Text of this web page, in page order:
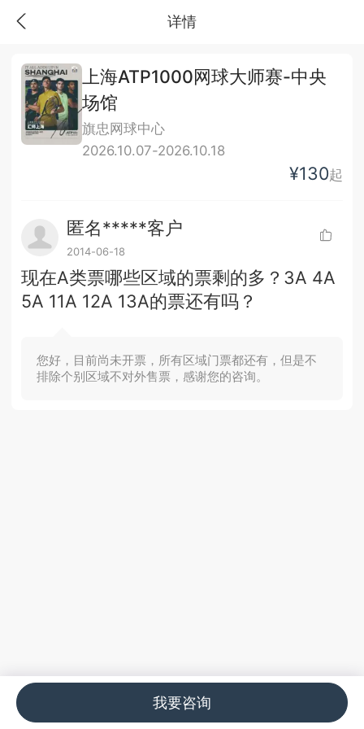
详情
上海ATP1000网球大师赛-中央
场馆
旗忠网球中心
2026.10.07-2026.10.18
¥130起
匿名*****客户
2014-06-18
现在A类票哪些区域的票剩的多？3A 4A
5A 11A 12A 13A的票还有吗？
您好，目前尚未开票，所有区域门票都还有，但是不
排除个别区域不对外售票，感谢您的咨询。
我要咨询